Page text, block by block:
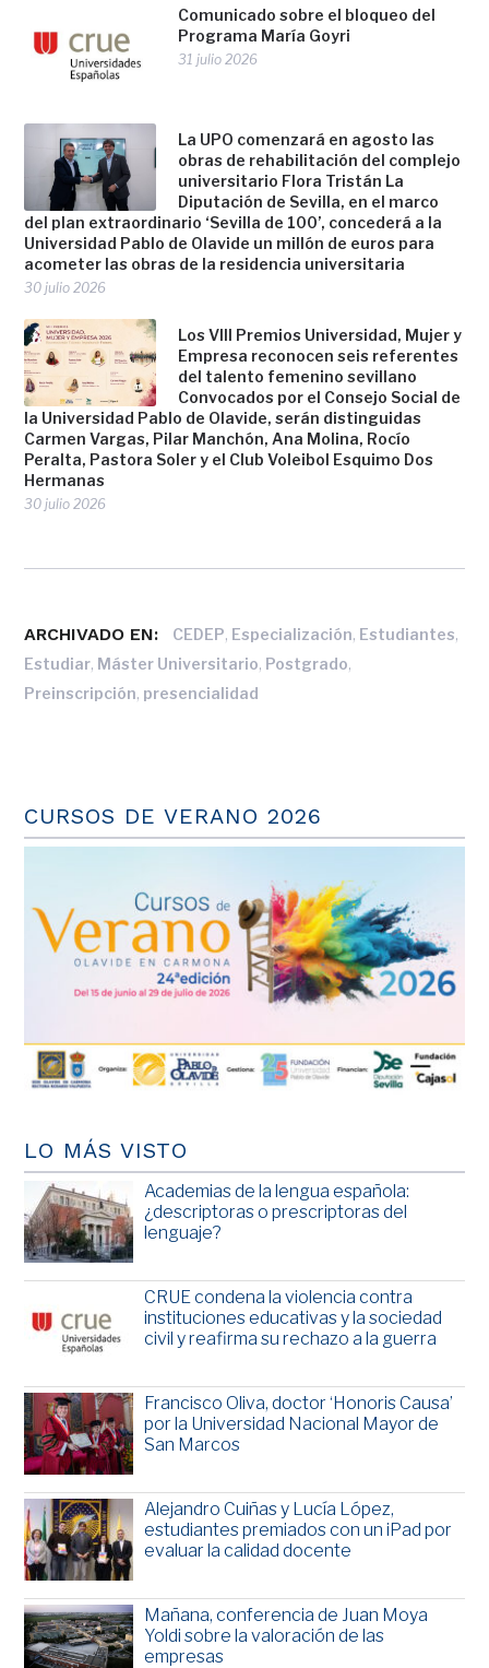
Comunicado sobre el bloqueo del
Programa María Goyri
31 julio 2026
La UPO comenzará en agosto las
obras de rehabilitación del complejo
universitario Flora Tristán La
Diputación de Sevilla, en el marco
del plan extraordinario ‘Sevilla de 100’, concederá a la
Universidad Pablo de Olavide un millón de euros para
acometer las obras de la residencia universitaria
30 julio 2026
Los VIII Premios Universidad, Mujer y
Empresa reconocen seis referentes
del talento femenino sevillano
Convocados por el Consejo Social de
la Universidad Pablo de Olavide, serán distinguidas
Carmen Vargas, Pilar Manchón, Ana Molina, Rocío
Peralta, Pastora Soler y el Club Voleibol Esquimo Dos
Hermanas
30 julio 2026
ARCHIVADO EN: CEDEP, Especialización, Estudiantes,
Estudiar, Máster Universitario, Postgrado,
Preinscripción, presencialidad
CURSOS DE VERANO 2026
LO MÁS VISTO
Academias de la lengua española:
¿descriptoras o prescriptoras del
lenguaje?
CRUE condena la violencia contra
instituciones educativas y la sociedad
civil y reafirma su rechazo a la guerra
Francisco Oliva, doctor ‘Honoris Causa’
por la Universidad Nacional Mayor de
San Marcos
Alejandro Cuiñas y Lucía López,
estudiantes premiados con un iPad por
evaluar la calidad docente
Mañana, conferencia de Juan Moya
Yoldi sobre la valoración de las
empresas